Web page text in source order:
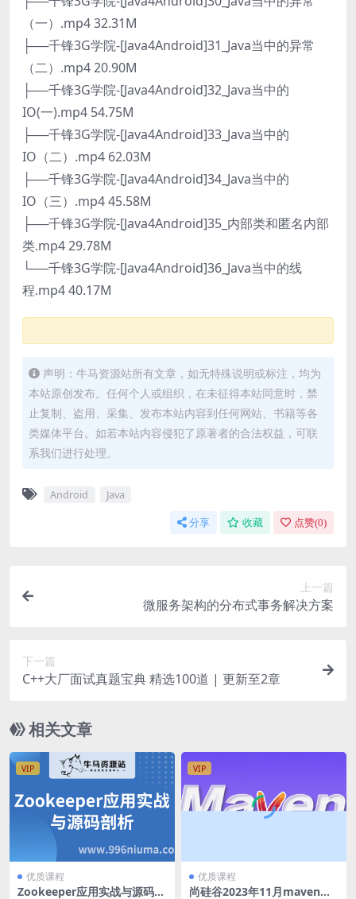
（一）.mp4 32.31M
├──千锋3G学院-[Java4Android]31_Java当中的异常
（二）.mp4 20.90M
├──千锋3G学院-[Java4Android]32_Java当中的
IO(一).mp4 54.75M
├──千锋3G学院-[Java4Android]33_Java当中的
IO（二）.mp4 62.03M
├──千锋3G学院-[Java4Android]34_Java当中的
IO（三）.mp4 45.58M
├──千锋3G学院-[Java4Android]35_内部类和匿名内部
类.mp4 29.78M
└──千锋3G学院-[Java4Android]36_Java当中的线
程.mp4 40.17M
声明：牛马资源站所有文章，如无特殊说明或标注，均为
本站原创发布。任何个人或组织，在未征得本站同意时，禁
止复制、盗用、采集、发布本站内容到任何网站、书籍等各
类媒体平台。如若本站内容侵犯了原著者的合法权益，可联
系我们进行处理。
Android Java
分享 收藏 点赞(0)
上一篇
微服务架构的分布式事务解决方案
下一篇
C++大厂面试真题宝典 精选100道 | 更新至2章
相关文章
VIP
优质课程
Zookeeper应用实战与源码剖
VIP
优质课程
尚硅谷2023年11月maven精